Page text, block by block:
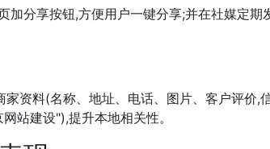
加分享按钮,方便用户一键分享;并在社媒定期
资料(名称、地址、电话、图片、客户评价,
站建设"),提升本地相关性。